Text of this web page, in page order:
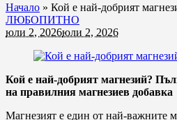
Начало » Кой е най-добрият
ЛЮБОПИТНО
юли 2, 2026юли 2, 2026
Кой е най-добрият магнезий?
на правилния магнезиев добавка
Магнезият е един от най-важните